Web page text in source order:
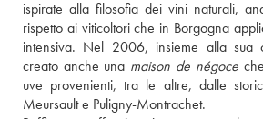
ispirate alla filosofia dei vini naturali,
rispetto ai viticoltori che in Borgogna
intensiva. Nel 2006, insieme alla sua
creato anche una maison de négoce
uve provenienti, tra le altre, dalle
Meursault e Puligny-Montrachet.